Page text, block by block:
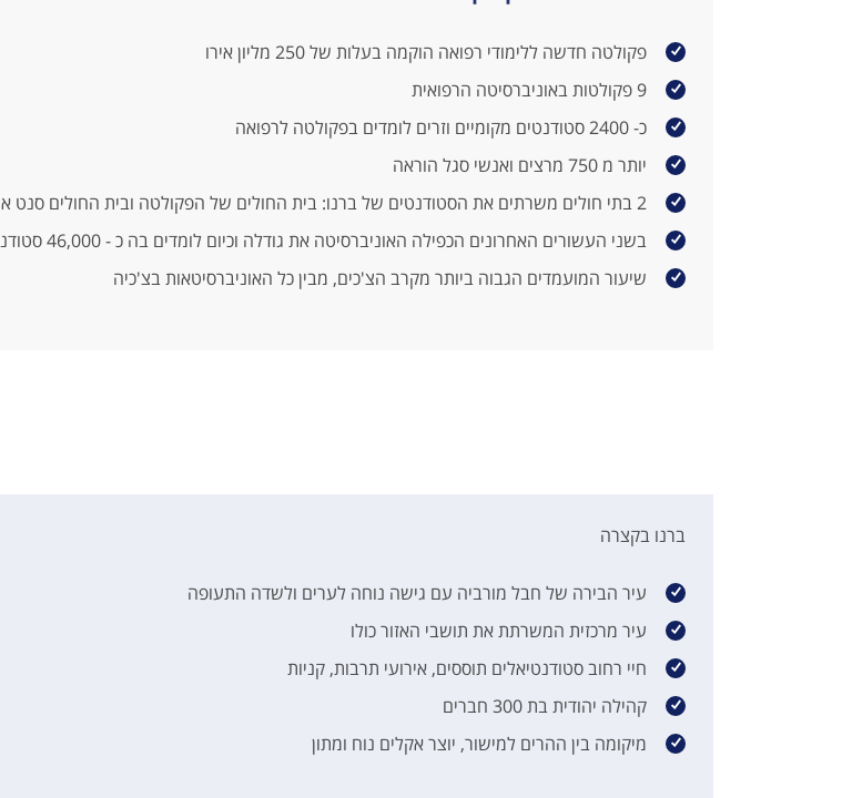
פקולטה חדשה ללימודי רפואה הוקמה בעלות של 250 מליון אירו
9 פקולטות באוניברסיטה הרפואית
כ- 2400 סטודנטים מקומיים וזרים לומדים בפקולטה לרפואה
יותר מ 750 מרצים ואנשי סגל הוראה
2 בתי חולים משרתים את הסטודנטים של ברנו: בית החולים של הפקולטה ובית החולים סנט אן
בשני העשורים האחרונים הכפילה האוניברסיטה את גודלה וכיום לומדים בה כ - 46,000 סטודנטים
שיעור המועמדים הגבוה ביותר מקרב הצ'כים, מבין כל האוניברסיטאות בצ'כיה
ברנו בקצרה
עיר הבירה של חבל מורביה עם גישה נוחה לערים ולשדה התעופה
עיר מרכזית המשרתת את תושבי האזור כולו
חיי רחוב סטודנטיאלים תוססים, אירועי תרבות, קניות
קהילה יהודית בת 300 חברים
מיקומה בין ההרים למישור, יוצר אקלים נוח ומתון